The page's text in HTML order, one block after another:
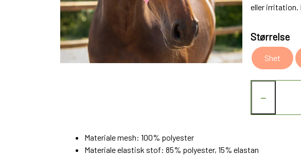
eller irritation.
Størrelse
Shet
−
Materiale mesh: 100% polyester
Materiale elastisk stof: 85% polyester, 15% elastan